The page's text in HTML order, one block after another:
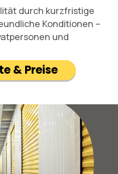
durch kurzfristige
Konditionen –
und
& Preise